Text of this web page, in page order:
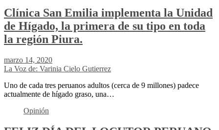
Clínica San Emilia implementa la Unidad
de Hígado, la primera de su tipo en toda
la región Piura.
marzo 14, 2020
La Voz de: Varinia Cielo Gutierrez
Uno de cada tres peruanos adultos (cerca de 9 millones) padece
actualmente de hígado graso, una…
Opinión